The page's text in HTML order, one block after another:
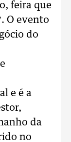
feira que
O evento
do
e é a
da
no